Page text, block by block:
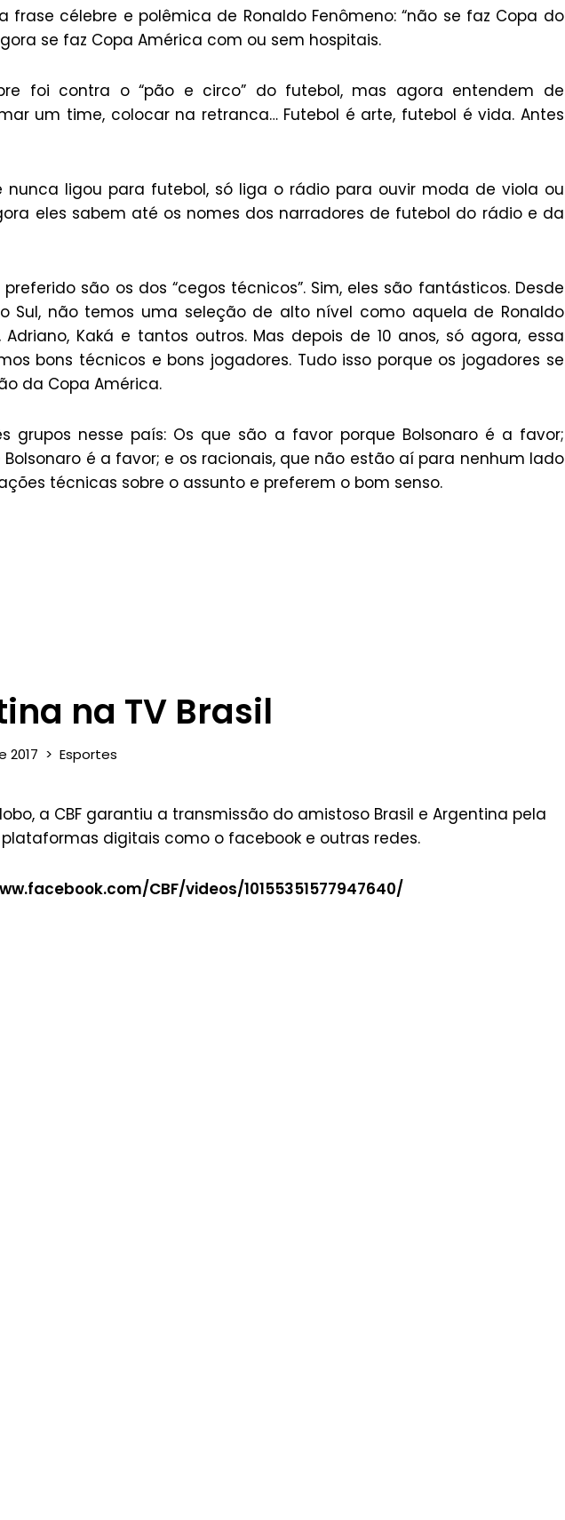
frase célebre e polêmica de Ronaldo Fenômeno: “não se faz Copa do
se faz Copa América com ou sem hospitais.
foi contra o “pão e circo” do futebol, mas agora entendem de
um time, colocar na retranca… Futebol é arte, futebol é vida. Antes
ligou para futebol, só liga o rádio para ouvir moda de viola ou
eles sabem até os nomes dos narradores de futebol do rádio e da
são os dos “cegos técnicos”. Sim, eles são fantásticos. Desde
Sul, não temos uma seleção de alto nível como aquela de Ronaldo
Adriano, Kaká e tantos outros. Mas depois de 10 anos, só agora, essa
bons técnicos e bons jogadores. Tudo isso porque os jogadores se
da Copa América.
grupos nesse país: Os que são a favor porque Bolsonaro é a favor;
é a favor; e os racionais, que não estão aí para nenhum lado
técnicas sobre o assunto e preferem o bom senso.
na TV Brasil
2017 Esportes
a CBF garantiu a transmissão do amistoso Brasil e Argentina pela
plataformas digitais como o facebook e outras redes.
CBF/videos/10155351577947640/